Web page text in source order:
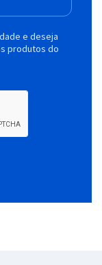
e deseja
produtos do